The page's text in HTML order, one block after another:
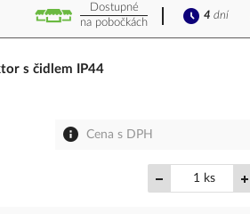
Dostupné
na pobočkách
4 dní
s čidlem IP44
Cena s DPH
ks